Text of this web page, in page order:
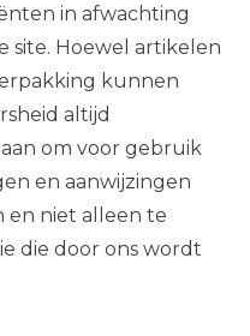
in afwachting
site. Hoewel artikelen
kunnen
altijd
om voor gebruik
en aanwijzingen
en niet alleen te
die door ons wordt